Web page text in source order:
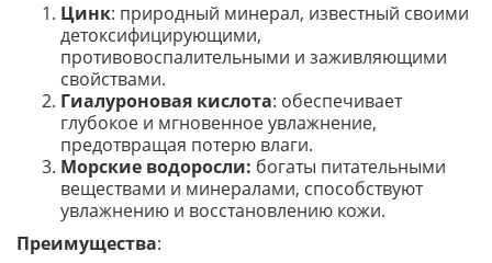
Цинк: природный минерал, известный своими
детоксифицирующими,
противовоспалительными и заживляющими
свойствами.
Гиалуроновая кислота: обеспечивает
глубокое и мгновенное увлажнение,
предотвращая потерю влаги.
Морские водоросли: богаты питательными
веществами и минералами, способствуют
увлажнению и восстановлению кожи.
Преимущества: